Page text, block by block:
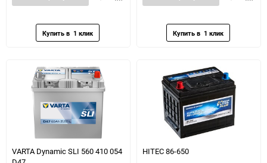
VARTA Dynamic SLI 560 410 054
HITEC 86-650